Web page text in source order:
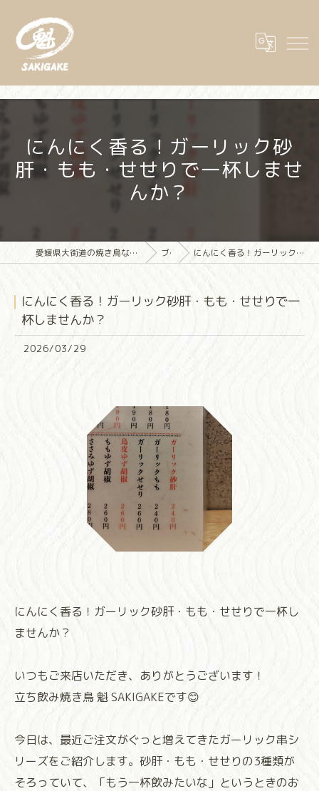
にんにく香る！ガーリック砂
肝・もも・せせりで一杯しませ
んか？
愛媛県大街道の焼き鳥なら大街道立ち飲み焼き鳥 魁(さきがけ) ブログ にんにく香る！ガーリック砂肝・もも・せせりで一杯しませんか？
にんにく香る！ガーリック砂肝・もも・せせりで一
杯しませんか？
2026/03/29
にんにく香る！ガーリック砂肝・もも・せせりで一杯し
ませんか？
いつもご来店いただき、ありがとうございます！ ⁡
⁡立ち飲み焼き鳥 魁 SAKIGAKEです😊
今日は、最近ご注文がぐっと増えてきたガーリック串シ
リーズをご紹介します。砂肝・もも・せせりの3種類が
そろっていて、「もう一杯飲みたいな」というときのお